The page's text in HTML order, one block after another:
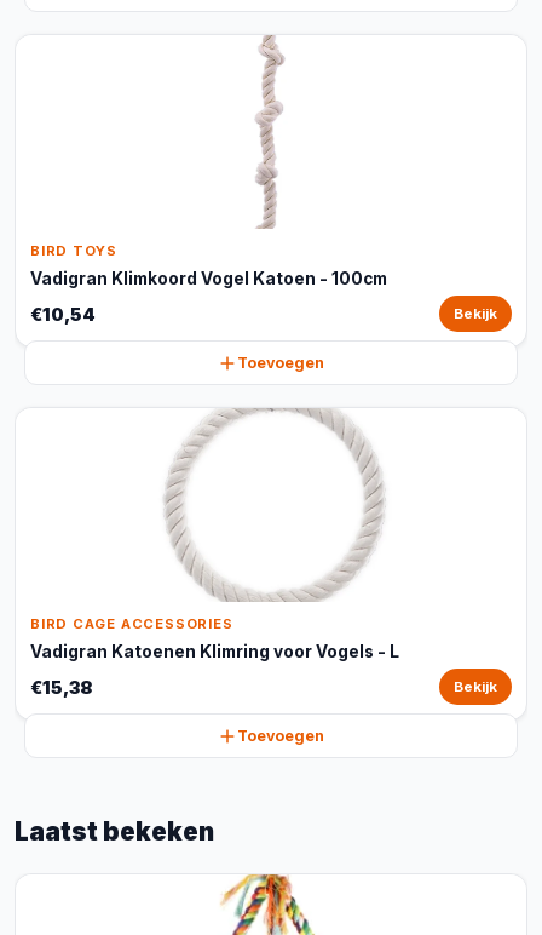
BIRD TOYS
Vadigran Klimkoord Vogel Katoen - 100cm
€10,54 Bekijk
Toevoegen
BIRD CAGE ACCESSORIES
Vadigran Katoenen Klimring voor Vogels - L
€15,38 Bekijk
Toevoegen
Laatst bekeken